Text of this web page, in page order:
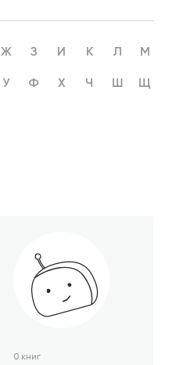
Ж З И К Л М
У Ф Х Ч Ш Щ
0 книг